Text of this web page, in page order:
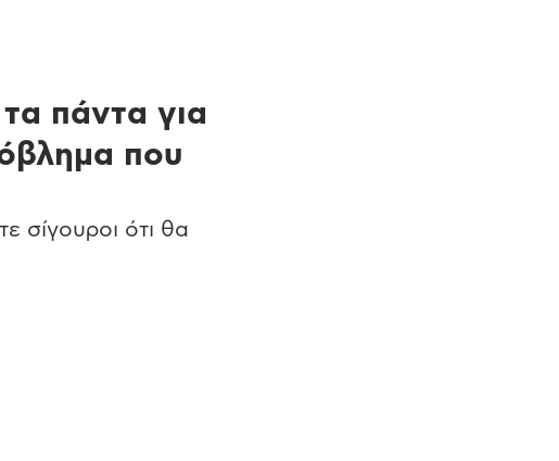
πάντα για
που
σίγουροι ότι θα